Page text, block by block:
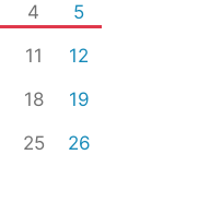
4
5
11
12
18
19
25
26